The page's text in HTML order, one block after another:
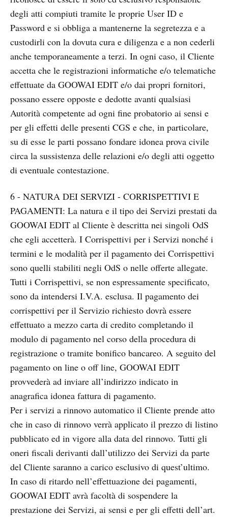
degli atti compiuti tramite le proprie User ID e
Password e si obbliga a mantenerne la segretezza e a
custodirli con la dovuta cura e diligenza e a non cederli
anche temporaneamente a terzi. In ogni caso, il Cliente
accetta che le registrazioni informatiche e/o telematiche
effettuate da GOOWAI EDIT e/o dai propri fornitori,
possano essere opposte e dedotte avanti qualsiasi
Autorità competente ad ogni fine probatorio ai sensi e
per gli effetti delle presenti CGS e che, in particolare,
su di esse le parti possano fondare idonea prova civile
circa la sussistenza delle relazioni e/o degli atti oggetto
di eventuale contestazione.
6 - NATURA DEI SERVIZI - CORRISPETTIVI E
PAGAMENTI: La natura e il tipo dei Servizi prestati da
GOOWAI EDIT al Cliente è descritta nei singoli OdS
che egli accetterà. I Corrispettivi per i Servizi nonché i
termini e le modalità per il pagamento dei Corrispettivi
sono quelli stabiliti negli OdS o nelle offerte allegate.
Tutti i Corrispettivi, se non espressamente specificato,
sono da intendersi I.V.A. esclusa. Il pagamento dei
corrispettivi per il Servizio richiesto dovrà essere
effettuato a mezzo carta di credito completando il
modulo di pagamento nel corso della procedura di
registrazione o tramite bonifico bancareo. A seguito del
pagamento on line o off line, GOOWAI EDIT
provvederà ad inviare all’indirizzo indicato in
anagrafica idonea fattura di pagamento.
Per i servizi a rinnovo automatico il Cliente prende atto
che in caso di rinnovo verrà applicato il prezzo di listino
pubblicato ed in vigore alla data del rinnovo. Tutti gli
oneri fiscali derivanti dall’utilizzo dei Servizi da parte
del Cliente saranno a carico esclusivo di quest’ultimo.
In caso di ritardo nell’effettuazione dei pagamenti,
GOOWAI EDIT avrà facoltà di sospendere la
prestazione dei Servizi, ai sensi e per gli effetti dell’art.